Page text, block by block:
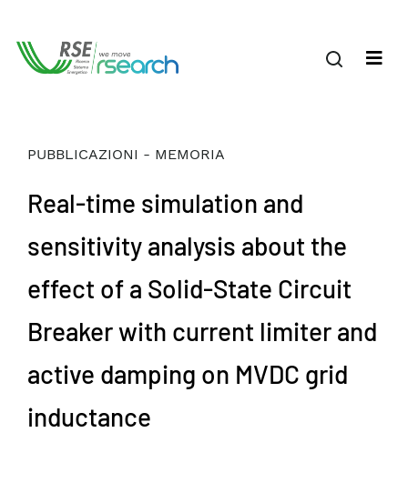
PUBBLICAZIONI - MEMORIA
Real-time simulation and
sensitivity analysis about the
effect of a Solid-State Circuit
Breaker with current limiter and
active damping on MVDC grid
inductance